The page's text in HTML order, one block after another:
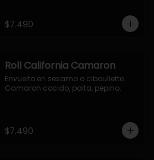
$7.490
Roll California Camaron
Envuelto en sesamo o ciboullette.
Camaron cocido, palta, pepino.
$7.490